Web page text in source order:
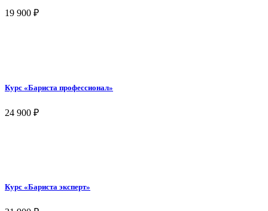
19 900 ₽
Курс «Бариста профессионал»
24 900 ₽
Курс «Бариста эксперт»